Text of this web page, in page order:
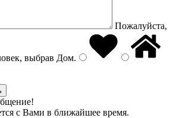
Пожалуйста,
выбрав Дом.
с Вами в ближайшее время.